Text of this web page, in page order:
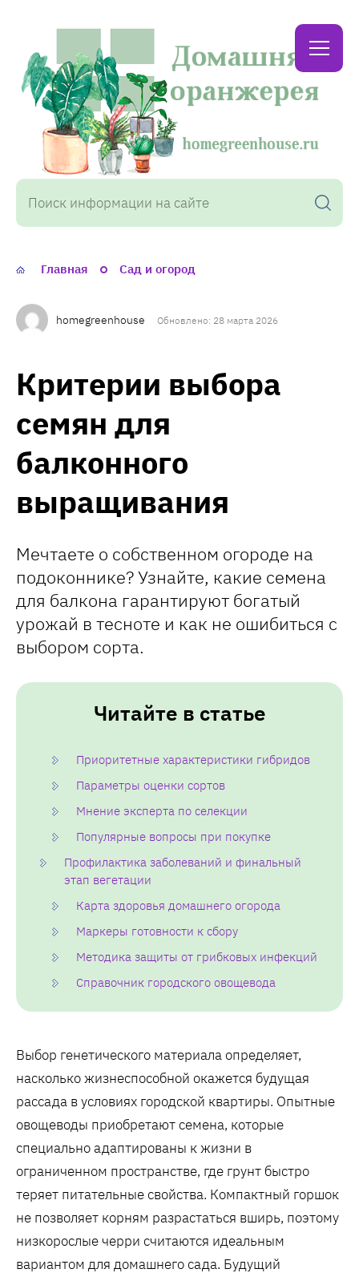
Домашняя
оранжерея
Главная Сад и огород
homegreenhouse Обновлено: 28 марта 2026
Критерии выбора
семян для
балконного
выращивания
Мечтаете о собственном огороде на
подоконнике? Узнайте, какие семена
для балкона гарантируют богатый
урожай в тесноте и как не ошибиться с
выбором сорта.
Читайте в статье
Приоритетные характеристики гибридов
Параметры оценки сортов
Мнение эксперта по селекции
Популярные вопросы при покупке
Профилактика заболеваний и финальный
этап вегетации
Карта здоровья домашнего огорода
Маркеры готовности к сбору
Методика защиты от грибковых инфекций
Справочник городского овощевода
Выбор генетического материала определяет‚
насколько жизнеспособной окажется будущая
рассада в условиях городской квартиры. Опытные
овощеводы приобретают семена‚ которые
специально адаптированы к жизни в
ограниченном пространстве‚ где грунт быстро
теряет питательные свойства. Компактный горшок
не позволяет корням разрастаться вширь‚ поэтому
низкорослые черри считаются идеальным
вариантом для домашнего сада. Будущий